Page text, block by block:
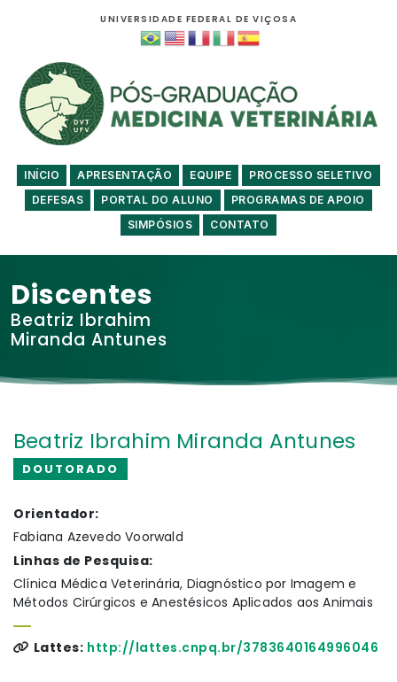
UNIVERSIDADE FEDERAL DE VIÇOSA
INÍCIO APRESENTAÇÃO EQUIPE
PROCESSO SELETIVO
DEFESAS
PORTAL DO ALUNO
PROGRAMAS DE APOIO
SIMPÓSIOS
CONTATO
Discentes
Beatriz Ibrahim
Miranda Antunes
Beatriz Ibrahim Miranda Antunes
DOUTORADO
Orientador:
Fabiana Azevedo Voorwald
Linhas de Pesquisa:
Clínica Médica Veterinária, Diagnóstico por Imagem e
Métodos Cirúrgicos e Anestésicos Aplicados aos Animais
Lattes: http://lattes.cnpq.br/3783640164996046